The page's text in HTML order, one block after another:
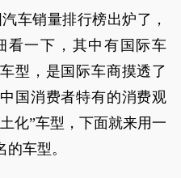
车销量排行榜出炉了，
看一下，其中有国际车
型，是国际车商摸透了
国消费者特有的消费观
化”车型，下面就来用一
车型。